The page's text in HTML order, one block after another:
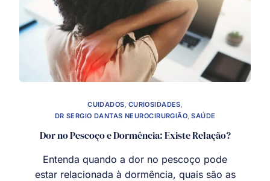
CUIDADOS CURIOSIDADES
DR SERGIO DANTAS NEUROCIRURGIÃO ,SAÚDE
Dor no Pescoço e Dormência: Existe Relação?
Entenda quando a dor no pescoço pode
estar relacionada à dormência, quais são as